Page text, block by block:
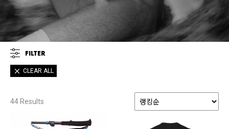
CLEAR ALL
FILTER
44Results